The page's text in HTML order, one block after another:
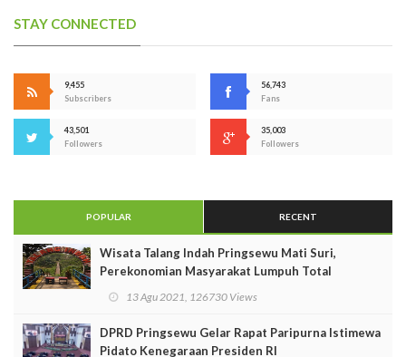
STAY CONNECTED
9,455
Subscribers
56,743
Fans
43,501
Followers
35,003
Followers
POPULAR RECENT
Wisata Talang Indah Pringsewu Mati Suri,
Perekonomian Masyarakat Lumpuh Total
13 Agu 2021, 126730 Views
DPRD Pringsewu Gelar Rapat Paripurna Istimewa
Pidato Kenegaraan Presiden RI